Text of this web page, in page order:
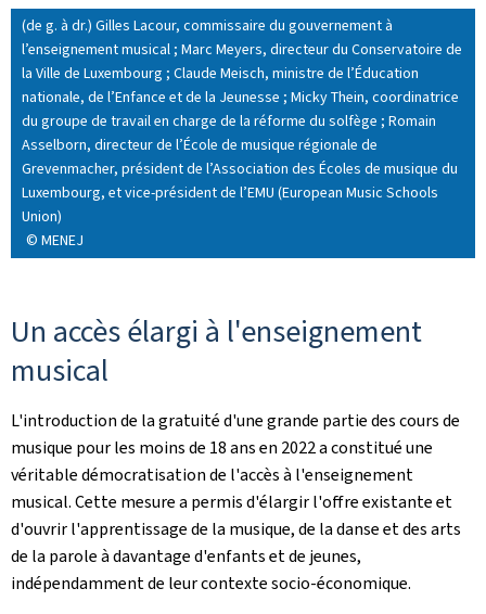
(de g. à dr.) Gilles Lacour, commissaire du gouvernement à
l’enseignement musical ; Marc Meyers, directeur du Conservatoire de
la Ville de Luxembourg ; Claude Meisch, ministre de l’Éducation
nationale, de l’Enfance et de la Jeunesse ; Micky Thein, coordinatrice
du groupe de travail en charge de la réforme du solfège ; Romain
Asselborn, directeur de l’École de musique régionale de
Grevenmacher, président de l’Association des Écoles de musique du
Luxembourg, et vice-président de l’EMU (European Music Schools
Union)
© MENEJ
Un accès élargi à l'enseignement
musical
L'introduction de la gratuité d'une grande partie des cours de
musique pour les moins de 18 ans en 2022 a constitué une
véritable démocratisation de l'accès à l'enseignement
musical. Cette mesure a permis d'élargir l'offre existante et
d'ouvrir l'apprentissage de la musique, de la danse et des arts
de la parole à davantage d'enfants et de jeunes,
indépendamment de leur contexte socio-économique.